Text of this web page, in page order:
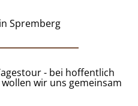
- bei hoffentlich
wir uns gemeinsam